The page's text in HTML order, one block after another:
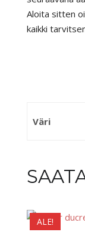
Aloita sitten
kaikki
Väri
ALE!